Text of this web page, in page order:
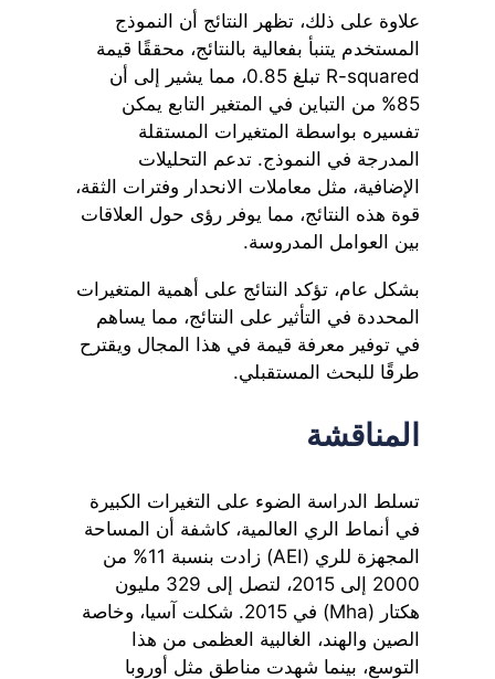
علاوة على ذلك، تظهر النتائج أن النموذج
المستخدم يتنبأ بفعالية بالنتائج، محققًا قيمة
R-squared تبلغ 0.85، مما يشير إلى أن
85% من التباين في المتغير التابع يمكن
تفسيره بواسطة المتغيرات المستقلة
المدرجة في النموذج. تدعم التحليلات
الإضافية، مثل معاملات الانحدار وفترات الثقة،
قوة هذه النتائج، مما يوفر رؤى حول العلاقات
بين العوامل المدروسة.
بشكل عام، تؤكد النتائج على أهمية المتغيرات
المحددة في التأثير على النتائج، مما يساهم
في توفير معرفة قيمة في هذا المجال ويقترح
طرقًا للبحث المستقبلي.
المناقشة
تسلط الدراسة الضوء على التغيرات الكبيرة
في أنماط الري العالمية، كاشفة أن المساحة
المجهزة للري (AEI) زادت بنسبة 11% من
2000 إلى 2015، لتصل إلى 329 مليون
هكتار (Mha) في 2015. شكلت آسيا، وخاصة
الصين والهند، الغالبية العظمى من هذا
التوسع، بينما شهدت مناطق مثل أوروبا